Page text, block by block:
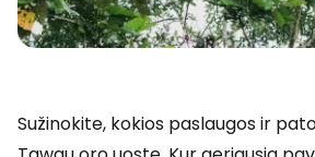
Sužinokite, kokios paslaugos ir